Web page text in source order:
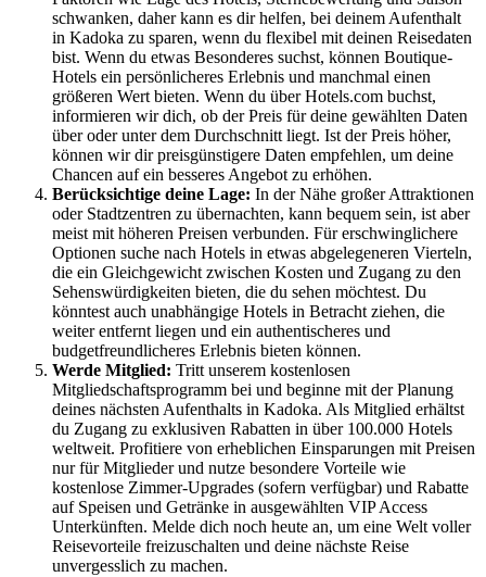
schwanken, daher kann es dir helfen, bei deinem Aufenthalt
in Kadoka zu sparen, wenn du flexibel mit deinen Reisedaten
bist. Wenn du etwas Besonderes suchst, können Boutique-
Hotels ein persönlicheres Erlebnis und manchmal einen
größeren Wert bieten. Wenn du über Hotels.com buchst,
informieren wir dich, ob der Preis für deine gewählten Daten
über oder unter dem Durchschnitt liegt. Ist der Preis höher,
können wir dir preisgünstigere Daten empfehlen, um deine
Chancen auf ein besseres Angebot zu erhöhen.
Berücksichtige deine Lage: In der Nähe großer Attraktionen
oder Stadtzentren zu übernachten, kann bequem sein, ist aber
meist mit höheren Preisen verbunden. Für erschwinglichere
Optionen suche nach Hotels in etwas abgelegeneren Vierteln,
die ein Gleichgewicht zwischen Kosten und Zugang zu den
Sehenswürdigkeiten bieten, die du sehen möchtest. Du
könntest auch unabhängige Hotels in Betracht ziehen, die
weiter entfernt liegen und ein authentischeres und
budgetfreundlicheres Erlebnis bieten können.
Werde Mitglied: Tritt unserem kostenlosen
Mitgliedschaftsprogramm bei und beginne mit der Planung
deines nächsten Aufenthalts in Kadoka. Als Mitglied erhältst
du Zugang zu exklusiven Rabatten in über 100.000 Hotels
weltweit. Profitiere von erheblichen Einsparungen mit Preisen
nur für Mitglieder und nutze besondere Vorteile wie
kostenlose Zimmer-Upgrades (sofern verfügbar) und Rabatte
auf Speisen und Getränke in ausgewählten VIP Access
Unterkünften. Melde dich noch heute an, um eine Welt voller
Reisevorteile freizuschalten und deine nächste Reise
unvergesslich zu machen.